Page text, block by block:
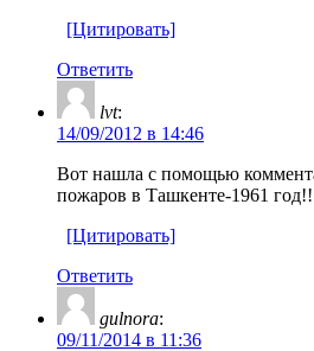
[Цитировать]
Ответить
lvt:
14/09/2012 в 14:46
Вот нашла с помощью
пожаров в Ташкенте-1961
[Цитировать]
Ответить
gulnora:
09/11/2014 в 11:36